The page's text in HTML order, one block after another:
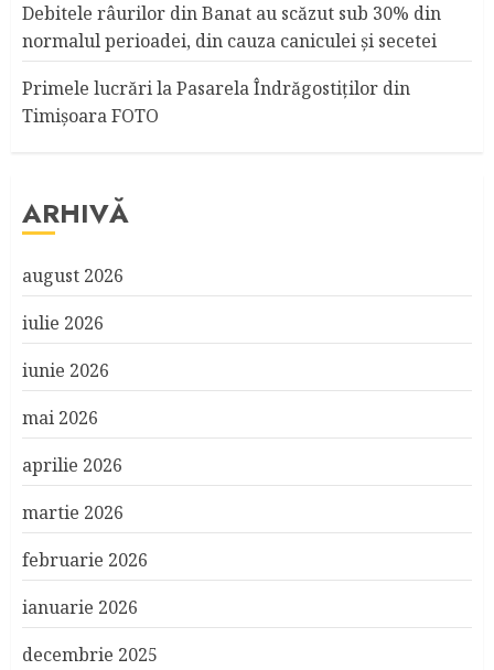
Debitele râurilor din Banat au scăzut sub 30% din
normalul perioadei, din cauza caniculei şi secetei
Primele lucrări la Pasarela Îndrăgostiţilor din
Timişoara FOTO
ARHIVĂ
august 2026
iulie 2026
iunie 2026
mai 2026
aprilie 2026
martie 2026
februarie 2026
ianuarie 2026
decembrie 2025